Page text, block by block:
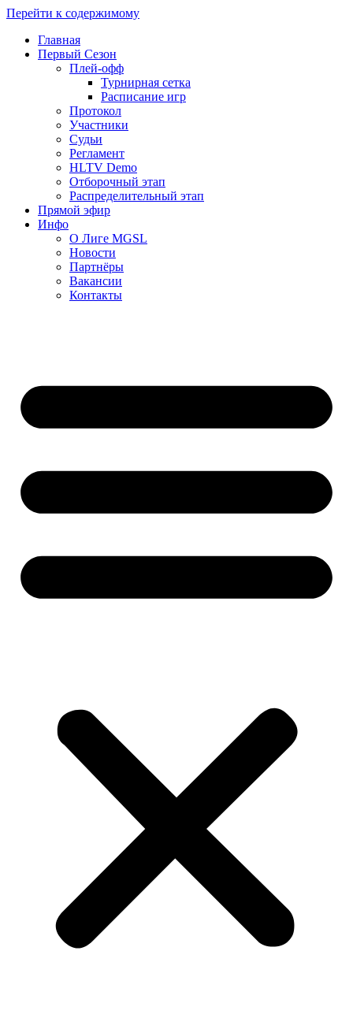
Перейти к содержимому
Главная
Первый Сезон
Плей-офф
Турнирная сетка
Расписание игр
Протокол
Участники
Судьи
Регламент
HLTV Demo
Отборочный этап
Распределительный этап
Прямой эфир
Инфо
О Лиге MGSL
Новости
Партнёры
Вакансии
Контакты